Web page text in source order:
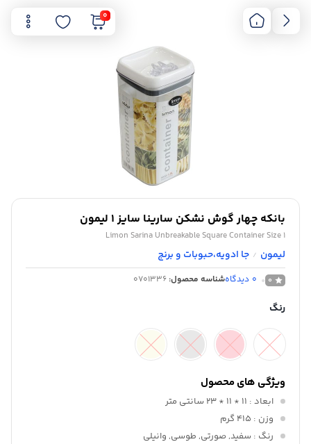
0
بانکه چهار گوش نشکن سارینا سایز 1 لیمون
Limon Sarina Unbreakable Square Container Size 1
لیمون / جا ادویه،حبوبات و برنج
0
0 دیدگاهشناسه محصول: 0701336
رنگ
ویژگی های محصول
ابعاد : 11 * 11 * 23 سانتی متر
وزن : 415 گرم
رنگ : سفید, صورتی, طوسی, وانیلی